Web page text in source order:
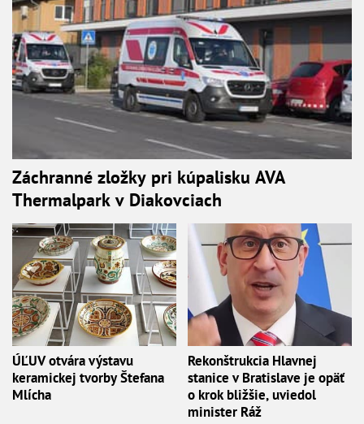
Záchranné zložky pri kúpalisku AVA
Thermalpark v Diakovciach
ÚĽUV otvára výstavu
keramickej tvorby Štefana
Mlícha
Rekonštrukcia Hlavnej
stanice v Bratislave je opäť
o krok bližšie, uviedol
minister Ráž